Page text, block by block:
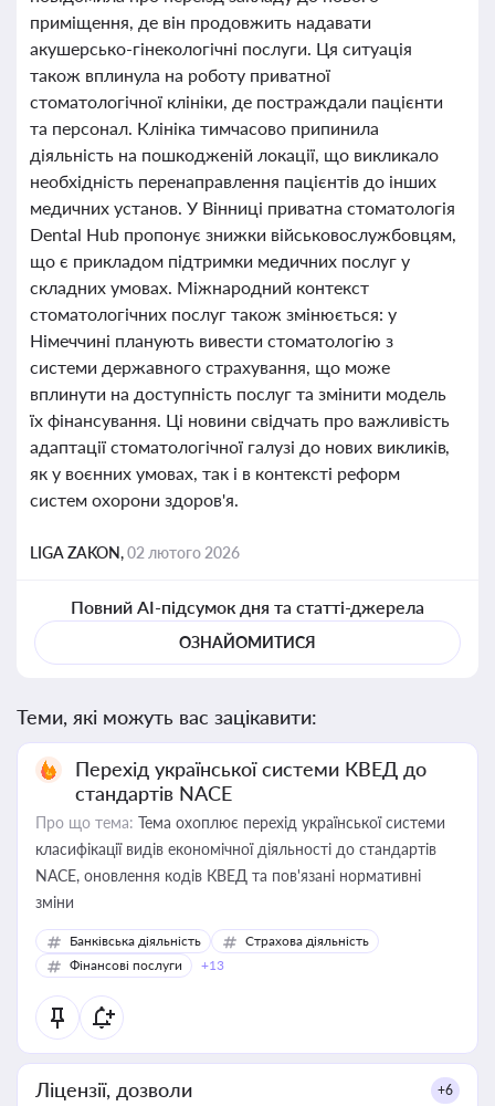
приміщення, де він продовжить надавати
акушерсько-гінекологічні послуги. Ця ситуація
також вплинула на роботу приватної
стоматологічної клініки, де постраждали пацієнти
та персонал. Клініка тимчасово припинила
діяльність на пошкодженій локації, що викликало
необхідність перенаправлення пацієнтів до інших
медичних установ. У Вінниці приватна стоматологія
Dental Hub пропонує знижки військовослужбовцям,
що є прикладом підтримки медичних послуг у
складних умовах. Міжнародний контекст
стоматологічних послуг також змінюється: у
Німеччині планують вивести стоматологію з
системи державного страхування, що може
вплинути на доступність послуг та змінити модель
їх фінансування. Ці новини свідчать про важливість
адаптації стоматологічної галузі до нових викликів,
як у воєнних умовах, так і в контексті реформ
систем охорони здоров'я.
LIGA ZAKON,02 лютого 2026
Повний AI-підсумок дня та статті-джерела
ОЗНАЙОМИТИСЯ
Теми, які можуть вас зацікавити:
Перехід української системи КВЕД до
стандартів NACE
Про що тема: Тема охоплює перехід української системи
класифікації видів економічної діяльності до стандартів
NACE, оновлення кодів КВЕД та пов'язані нормативні
зміни
Банківська діяльність
Страхова діяльність
Фінансові послуги
+13
Ліцензії, дозволи +6